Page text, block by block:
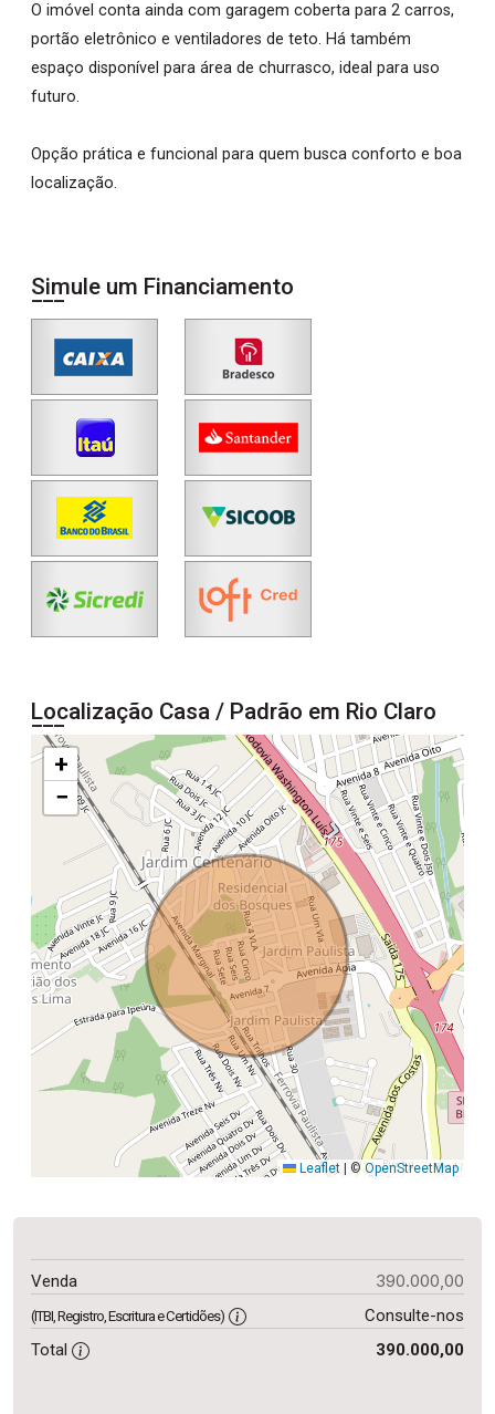
O imóvel conta ainda com garagem coberta para 2 carros,
portão eletrônico e ventiladores de teto. Há também
espaço disponível para área de churrasco, ideal para uso
futuro.
Opção prática e funcional para quem busca conforto e boa
localização.
Simule um Financiamento
Localização Casa / Padrão em Rio Claro
+
−
Leaflet © OpenStreetMap
Venda 390.000,00
(ITBI, Registro, Escritura e Certidões)
Consulte-nos
Total
390.000,00